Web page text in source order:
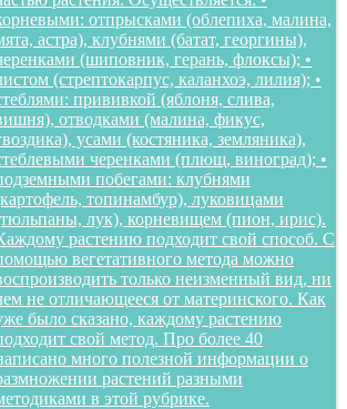
отпрысками (облепиха, малина,
астра), клубнями (батат, георгины),
(шиповник, герань, флоксы); •
(стрептокарпус, каланхоэ, лилия); •
прививкой (яблоня, слива,
отводками (малина, фикус,
усами (костяника, земляника),
черенками (плющ, виноград); •
побегами: клубнями
топинамбур), луковицами
лук), корневищем (пион, ирис).
растению подходит свой способ. С
вегетативного метода можно
только неизменный вид, ни
не отличающееся от материнского. Как
было сказано, каждому растению
свой метод. Про более 40
много полезной информации о
растений разными
в этой рубрике.